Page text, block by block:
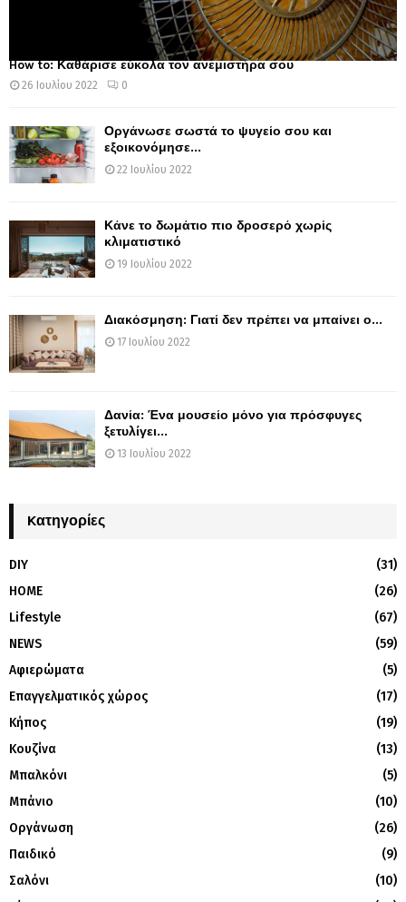
How to: Καθάρισε εύκολα τον ανεμιστήρα σου
26 Ιουλίου 2022 0
Οργάνωσε σωστά το ψυγείο σου και
εξοικονόμησε...
22 Ιουλίου 2022
Κάνε το δωμάτιο πιο δροσερό χωρίς
κλιματιστικό
19 Ιουλίου 2022
Διακόσμηση: Γιατί δεν πρέπει να μπαίνει ο...
17 Ιουλίου 2022
Δανία: Ένα μουσείο μόνο για πρόσφυγες
ξετυλίγει...
13 Ιουλίου 2022
Kατηγορίες
DIY
(31)
HOME
(26)
Lifestyle
(67)
NEWS
(59)
Αφιερώματα
(5)
Επαγγελματικός χώρος
(17)
Κήπος
(19)
Κουζίνα
(13)
Μπαλκόνι
(5)
Μπάνιο
(10)
Οργάνωση
(26)
Παιδικό
(9)
Σαλόνι
(10)